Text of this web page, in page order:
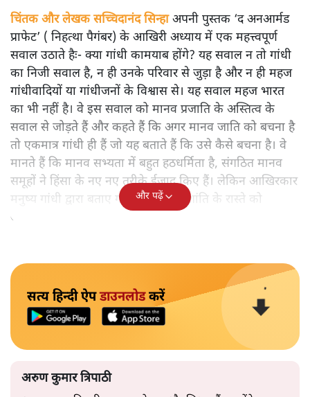
चिंतक और लेखक सच्चिदानंद सिन्हाअपनी पुस्तक ‘द अनआर्मड
प्राफेट’ ( निहत्था पैगंबर) के आखिरी अध्याय में एक महत्त्वपूर्ण
सवाल उठाते हैः- क्या गांधी कामयाब होंगे? यह सवाल न तो गांधी
का निजी सवाल है, न ही उनके परिवार से जुड़ा है और न ही महज
गांधीवादियों या गांधीजनों के विश्वास से। यह सवाल महज भारत
का भी नहीं है। वे इस सवाल को मानव प्रजाति के अस्तित्व के
सवाल से जोड़ते हैं और कहते हैं कि अगर मानव जाति को बचना है
तो एकमात्र गांधी ही हैं जो यह बताते हैं कि उसे कैसे बचना है। वे
मानते हैं कि मानव सभ्यता में बहुत हठधर्मिता है, संगठित मानव
समूहों ने हिंसा के नए नए तरीके ईजाद किए हैं। लेकिन आखिरकार
मनुष्य गांधी द्वारा बताए गए अहिंसा और शांति के रास्ते को
अपनाएगा।
और पढ़ें
सत्य हिन्दी ऐपडाउनलोडकरें
अरुण कुमार त्रिपाठी